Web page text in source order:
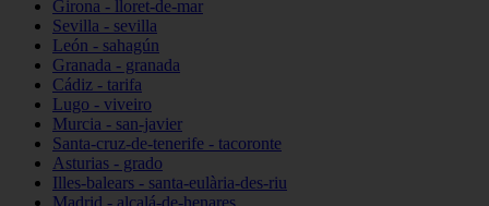
Girona - lloret-de-mar
Sevilla - sevilla
León - sahagún
Granada - granada
Cádiz - tarifa
Lugo - viveiro
Murcia - san-javier
Santa-cruz-de-tenerife - tacoronte
Asturias - grado
Illes-balears - santa-eulària-des-riu
Madrid - alcalá-de-henares